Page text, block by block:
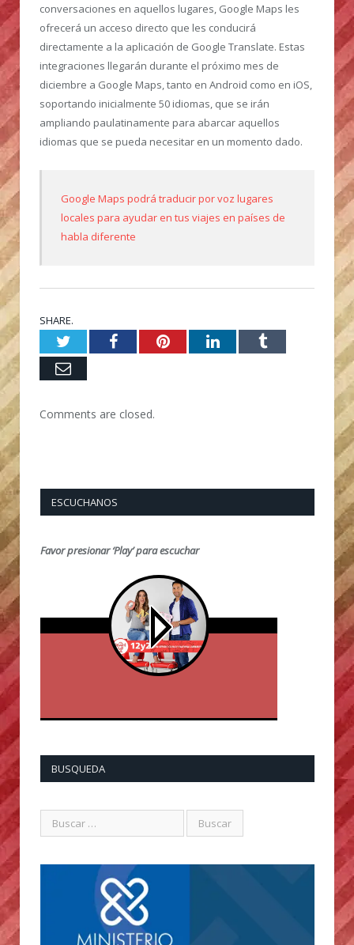
conversaciones en aquellos lugares, Google Maps les
ofrecerá un acceso directo que les conducirá
directamente a la aplicación de Google Translate. Estas
integraciones llegarán durante el próximo mes de
diciembre a Google Maps, tanto en Android como en iOS,
soportando inicialmente 50 idiomas, que se irán
ampliando paulatinamente para abarcar aquellos
idiomas que se pueda necesitar en un momento dado.
Google Maps podrá traducir por voz lugares
locales para ayudar en tus viajes en países de
habla diferente
SHARE.
TwitterFacebookPinterestLinkedInTumblr
Email
Comments are closed.
ESCUCHANOS
Favor presionar ‘Play’ para escuchar
BUSQUEDA